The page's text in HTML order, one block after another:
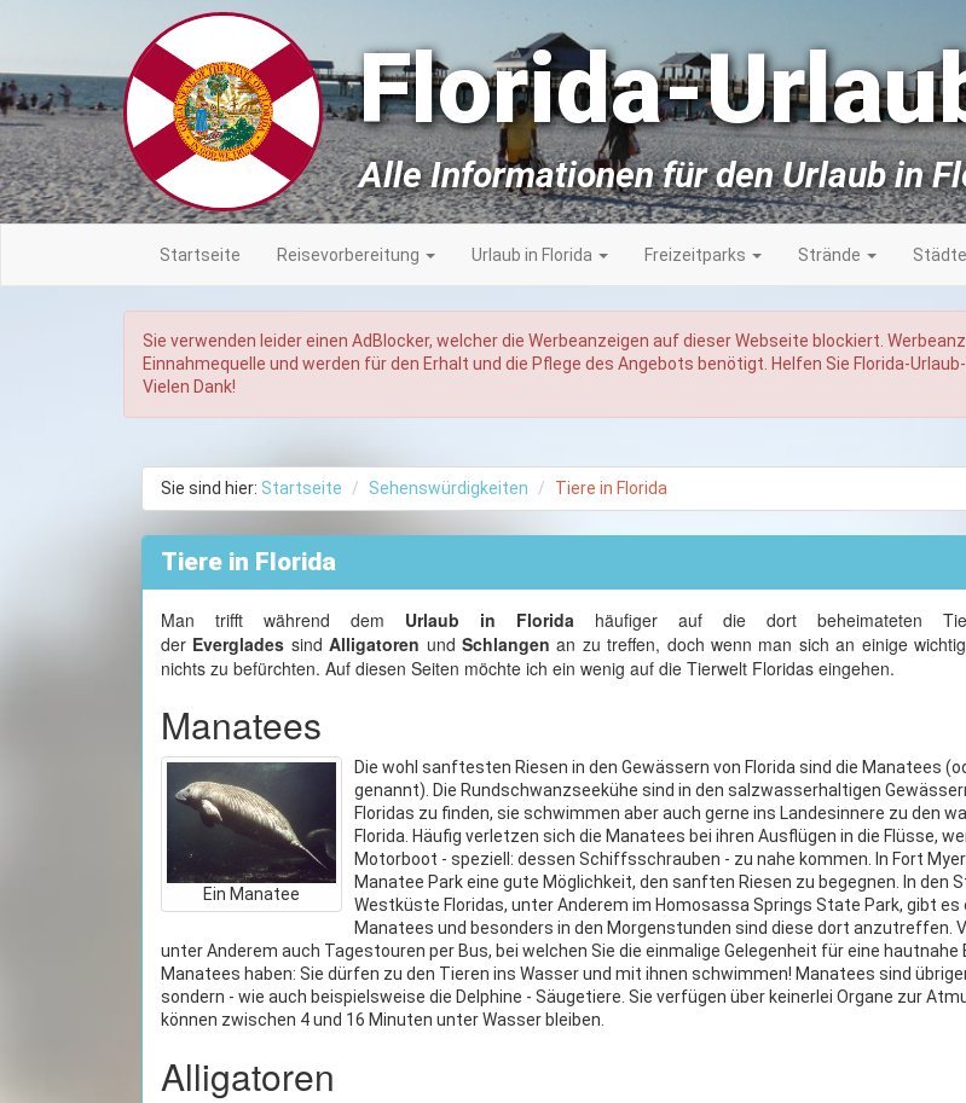
Florida-
Alle Informationen für den Urlaub in
Startseite Reisevorbereitung Urlaub in Florida Freizeitparks Strände Städte
Sie verwenden leider einen AdBlocker, welcher die Werbeanzeigen auf dieser Webseite blockiert.
Einnahmequelle und werden für den Erhalt und die Pflege des Angebots benötigt. Helfen Sie Florida-
Vielen Dank!
Sie sind hier: Startseite Sehenswürdigkeiten Tiere in Florida
Tiere in Florida
Man trifft während dem Urlaub in Florida häufiger auf die dort beheimateten
der Everglades sindAlligatoren und Schlangen an zu treffen, doch wenn man sich an einige
nichts zu befürchten. Auf diesen Seiten möchte ich ein wenig auf die Tierwelt Floridas eingehen.
Manatees
Ein Manatee
Die wohl sanftesten Riesen in den Gewässern von Florida sind die Manatees
genannt). Die Rundschwanzseekühe sind in den salzwasserhaltigen
Floridas zu finden, sie schwimmen aber auch gerne ins Landesinnere zu den
Florida. Häufig verletzen sich die Manatees bei ihren Ausflügen in die Flüsse,
Motorboot - speziell: dessen Schiffsschrauben - zu nahe kommen. In Fort
Manatee Park eine gute Möglichkeit, den sanften Riesen zu begegnen. In den
Westküste Floridas, unter Anderem im Homosassa Springs State Park, gibt es
Manatees und besonders in den Morgenstunden sind diese dort anzutreffen.
unter Anderem auch Tagestouren per Bus, bei welchen Sie die einmalige Gelegenheit für eine hautnahe
Manatees haben: Sie dürfen zu den Tieren ins Wasser und mit ihnen schwimmen! Manatees sind
sondern - wie auch beispielsweise die Delphine - Säugetiere. Sie verfügen über keinerlei Organe zur
können zwischen 4 und 16 Minuten unter Wasser bleiben.
Alligatoren